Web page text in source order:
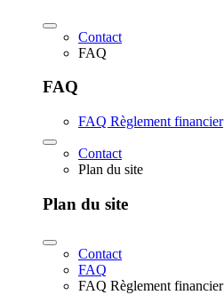
Contact
FAQ
FAQ
FAQ Règlement financier
Contact
Plan du site
Plan du site
Contact
FAQ
FAQ Règlement financier